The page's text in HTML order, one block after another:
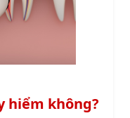
hiểm không?